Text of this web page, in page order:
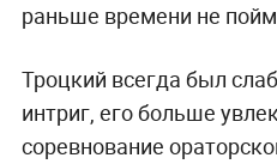
раньше времени не
Троцкий всегда был
интриг, его больше
соревнование